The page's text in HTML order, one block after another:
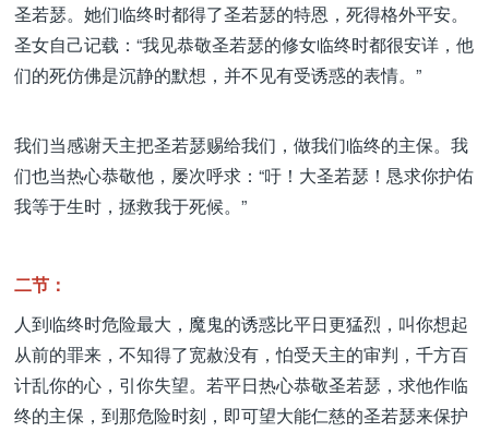
圣若瑟。她们临终时都得了圣若瑟的特恩，死得格外平安。
圣女自己记载：“我见恭敬圣若瑟的修女临终时都很安详，他
们的死仿佛是沉静的默想，并不见有受诱惑的表情。”
我们当感谢天主把圣若瑟赐给我们，做我们临终的主保。我
们也当热心恭敬他，屡次呼求：“吁！大圣若瑟！恳求你护佑
我等于生时，拯救我于死候。”
二节：
人到临终时危险最大，魔鬼的诱惑比平日更猛烈，叫你想起
从前的罪来，不知得了宽赦没有，怕受天主的审判，千方百
计乱你的心，引你失望。若平日热心恭敬圣若瑟，求他作临
终的主保，到那危险时刻，即可望大能仁慈的圣若瑟来保护